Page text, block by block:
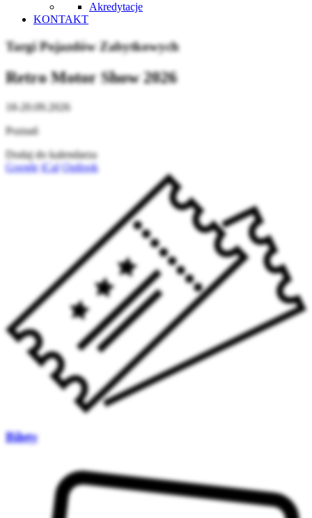
Akredytacje
KONTAKT
Targi Pojazdów Zabytkowych
Retro Motor Show 2026
18-20.09.2026
Poznań
Dodaj do kalendarza
Google iCal Outlook
Bilety